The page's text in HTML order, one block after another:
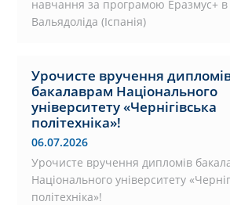
навчання за програмою Еразмус+ в
Вальядоліда (Іспанія)
Урочисте вручення
бакалаврам Національного
університету «Чернігівська
політехніка»!
06.07.2026
Урочисте вручення дипломів
Національного університету
політехніка»!